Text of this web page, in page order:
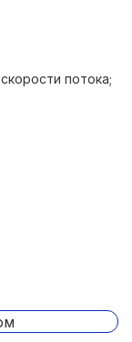
потока;
маски.